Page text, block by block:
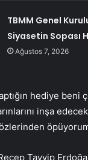
TBMM Genel
Siyasetin Sopası
Ağustos 7, 2026
hediye beni
inşa
Tayyip